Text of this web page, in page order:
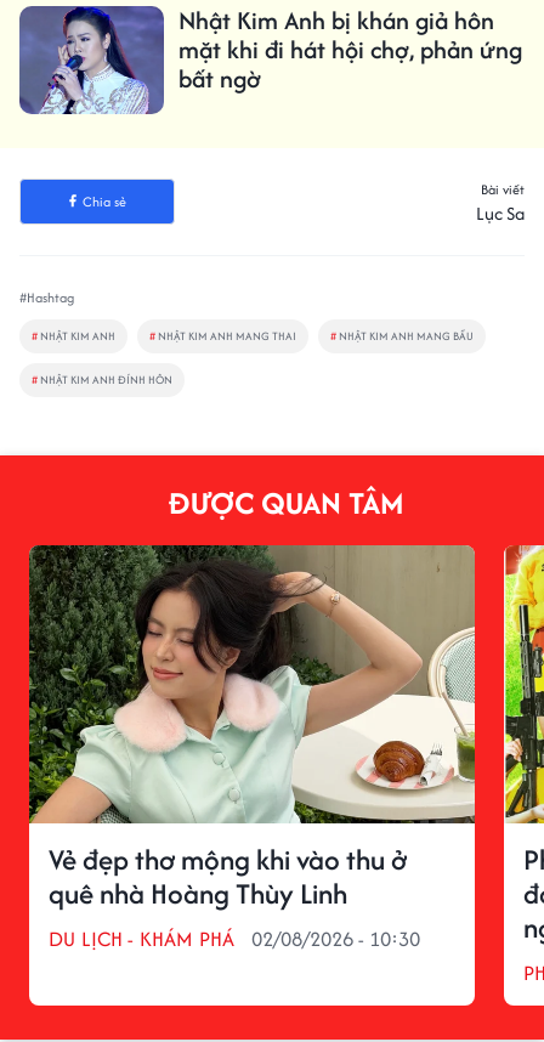
Nhật Kim Anh bị khán giả hôn
mặt khi đi hát hội chợ, phản ứng
bất ngờ
Chia sẻ
Bài viết
Lục Sa
#Hashtag
# NHẬT KIM ANH # NHẬT KIM ANH MANG THAI # NHẬT KIM ANH MANG BẦU
# NHẬT KIM ANH ĐÍNH HÔN
ĐƯỢC QUAN TÂM
Vẻ đẹp thơ mộng khi vào thu ở
quê nhà Hoàng Thùy Linh
DU LỊCH - KHÁM PHÁ 02/08/2026 - 10:30